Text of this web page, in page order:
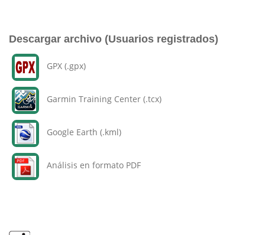
Descargar archivo (Usuarios registrados)
GPX (.gpx)
Garmin Training Center (.tcx)
Google Earth (.kml)
Análisis en formato PDF